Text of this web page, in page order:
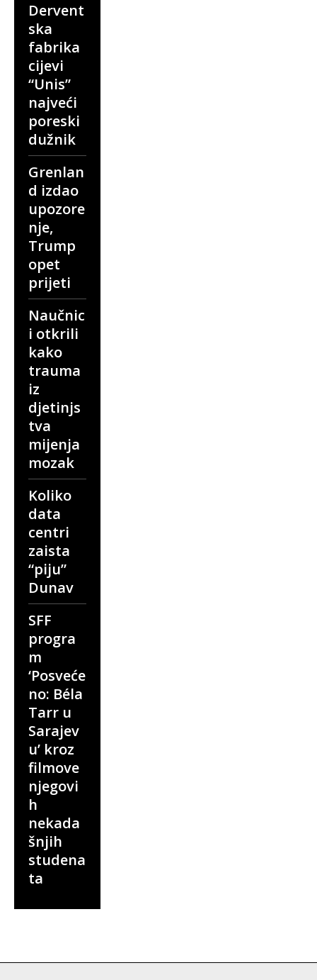
Dervent
ska
fabrika
cijevi
“Unis”
najveći
poreski
dužnik
Grenlan
d izdao
upozore
nje,
Trump
opet
prijeti
Naučnic
i otkrili
kako
trauma
iz
djetinjs
tva
mijenja
mozak
Koliko
data
centri
zaista
“piju”
Dunav
SFF
progra
m
‘Posveće
no: Béla
Tarr u
Sarajev
u’ kroz
filmove
njegovi
h
nekada
šnjih
studena
ta